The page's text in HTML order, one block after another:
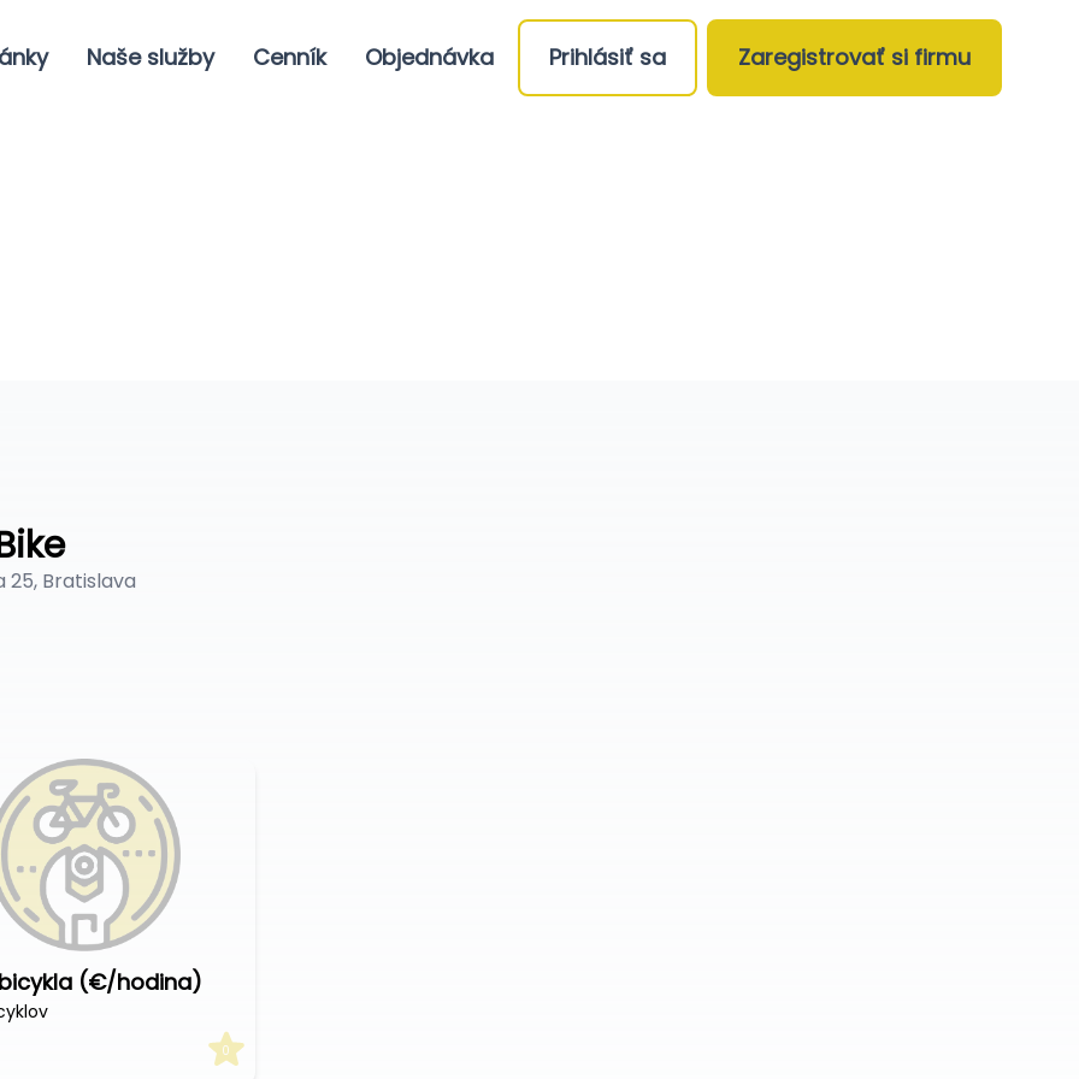
Naše služby Cenník Objednávka Prihlásiť sa Zaregistrovať si firmu
25, Bratislava
(€/hodina)
0